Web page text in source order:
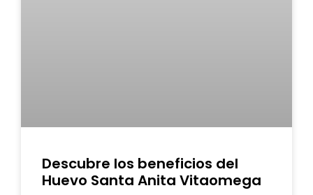
Descubre los beneficios del
Huevo Santa Anita Vitaomega